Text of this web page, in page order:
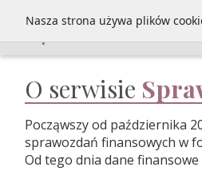
Nasza strona używa plików